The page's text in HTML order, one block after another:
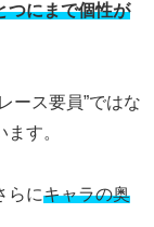
つにまで個性が
ース要員”ではな
す。
らにキャラの奥